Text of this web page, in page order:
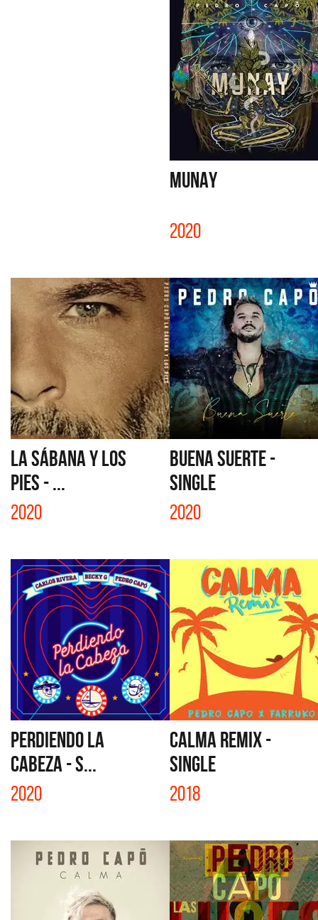
MUNAY
2020
LA SÁBANA Y LOS
PIES - ...
2020
BUENA SUERTE -
SINGLE
2020
PERDIENDO LA
CABEZA - S...
2020
CALMA REMIX -
SINGLE
2018